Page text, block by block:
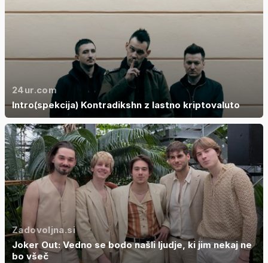
24ur.com
Intro(spekcija) Kontradikshn z lastno kriptovaluto
Zadovoljna.si
Joker Out: Vedno se bodo našli ljudje, ki jim nekaj ne
bo všeč